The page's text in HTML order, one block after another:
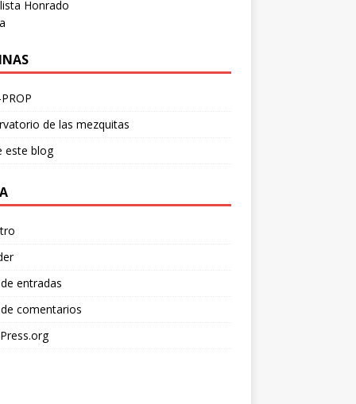
Honrado
de las mezquitas
este blog
entradas
comentarios